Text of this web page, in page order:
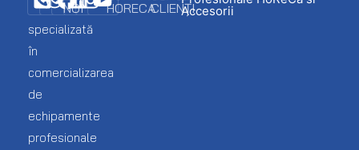
Firmă
specializată
în
comercializarea
de
echipamente
profesionale
NOI
Promo
Catalog
Livrare
HORECACLIENȚIAccesorii